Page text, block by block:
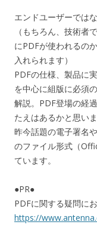
エンドユーザーではな
（もちろん、技術者
にPDFが使われるの
入れられます）
PDFの仕様、製品に
を中心に組版に必須
解説。PDF登場の経
たえはあるかと思いま
昨今話題の電子署名
のファイル形式（
ています。
●PR●
PDFに関する疑問に
https://